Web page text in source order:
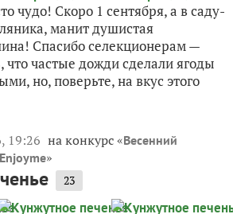
чудо! Скоро 1 сентября, а в саду-
манит душистая
Спасибо селекционерам —
частые дожди сделали ягоды
но, поверьте, на вкус этого
19:26 на конкурс «Весенний
»
23